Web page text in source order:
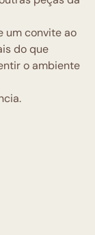
um convite ao
do que
o ambiente